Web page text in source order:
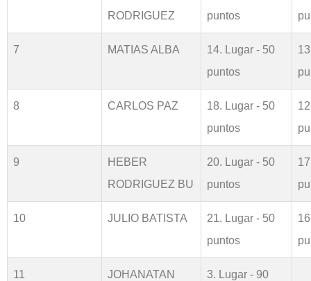
RODRIGUEZ
puntos
7 MATIAS ALBA
14. Lugar - 50
puntos
8 CARLOS PAZ
18. Lugar - 50
puntos
9
HEBER
RODRIGUEZ BU
20. Lugar - 50
puntos
10 JULIO BATISTA
21. Lugar - 50
puntos
11
JOHANATAN
3. Lugar - 90